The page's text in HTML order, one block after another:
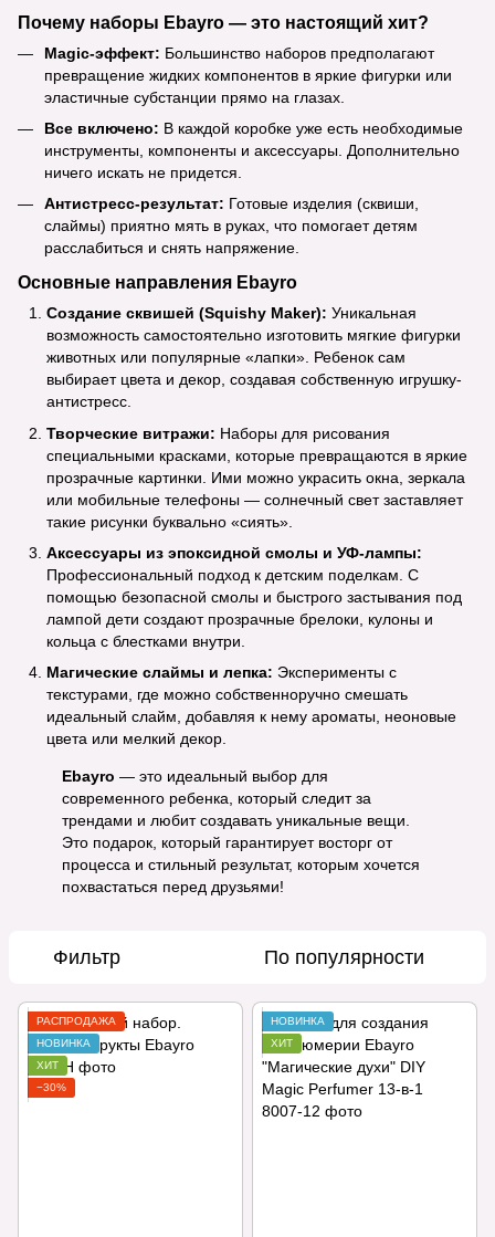
Почему наборы Ebayro — это настоящий хит?
Magic-эффект: Большинство наборов предполагают
превращение жидких компонентов в яркие фигурки или
эластичные субстанции прямо на глазах.
Все включено: В каждой коробке уже есть необходимые
инструменты, компоненты и аксессуары. Дополнительно
ничего искать не придется.
Антистресс-результат: Готовые изделия (сквиши,
слаймы) приятно мять в руках, что помогает детям
расслабиться и снять напряжение.
Основные направления Ebayro
Создание сквишей (Squishy Maker): Уникальная
возможность самостоятельно изготовить мягкие фигурки
животных или популярные «лапки». Ребенок сам
выбирает цвета и декор, создавая собственную игрушку-
антистресс.
Творческие витражи: Наборы для рисования
специальными красками, которые превращаются в яркие
прозрачные картинки. Ими можно украсить окна, зеркала
или мобильные телефоны — солнечный свет заставляет
такие рисунки буквально «сиять».
Аксессуары из эпоксидной смолы и УФ-лампы:
Профессиональный подход к детским поделкам. С
помощью безопасной смолы и быстрого застывания под
лампой дети создают прозрачные брелоки, кулоны и
кольца с блестками внутри.
Магические слаймы и лепка: Эксперименты с
текстурами, где можно собственноручно смешать
идеальный слайм, добавляя к нему ароматы, неоновые
цвета или мелкий декор.
Ebayro — это идеальный выбор для
современного ребенка, который следит за
трендами и любит создавать уникальные вещи.
Это подарок, который гарантирует восторг от
процесса и стильный результат, которым хочется
похвастаться перед друзьями!
Фильтр По популярности
РАСПРОДАЖА
НОВИНКА
ХИТ
−30%
НОВИНКА
ХИТ